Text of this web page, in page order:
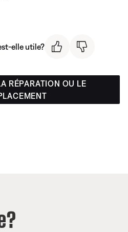
elle utile?
RÉPARATION OU LE